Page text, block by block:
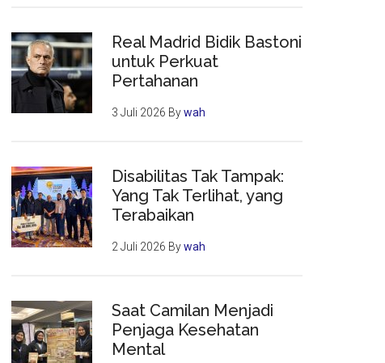
Real Madrid Bidik Bastoni
untuk Perkuat
Pertahanan
3 Juli 2026 Bywah
Disabilitas Tak Tampak:
Yang Tak Terlihat, yang
Terabaikan
2 Juli 2026 Bywah
Saat Camilan Menjadi
Penjaga Kesehatan
Mental